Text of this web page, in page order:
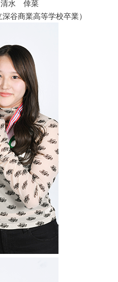
水 倖菜
谷商業高等学校卒業）